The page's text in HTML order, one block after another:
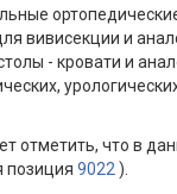
вивисекции и
- кровати и
отметить, что в
позиция 9022 ).